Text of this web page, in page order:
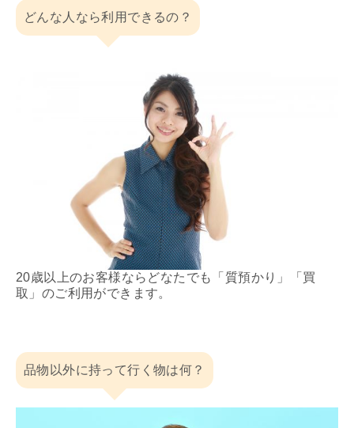
どんな人なら利用できるの？
20歳以上のお客様ならどなたでも「質預かり」「買
取」のご利用ができます。
品物以外に持って行く物は何？